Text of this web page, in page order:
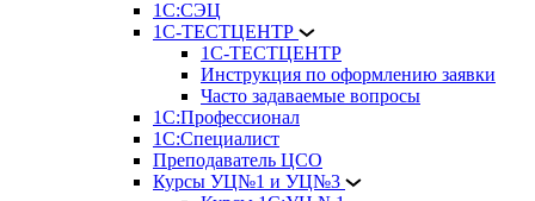
1С:СЭЦ
1С-ТЕСТЦЕНТР
1С-ТЕСТЦЕНТР
Инструкция по оформлению заявки
Часто задаваемые вопросы
1С:Профессионал
1С:Специалист
Преподаватель ЦСО
Курсы УЦ№1 и УЦ№3